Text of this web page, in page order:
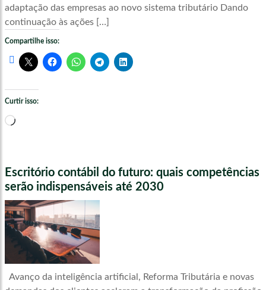
adaptação das empresas ao novo sistema tributário Dando
continuação às ações […]
Compartilhe isso:
Curtir isso:
Carregando...
Escritório contábil do futuro: quais competências
serão indispensáveis até 2030
Avanço da inteligência artificial, Reforma Tributária e novas